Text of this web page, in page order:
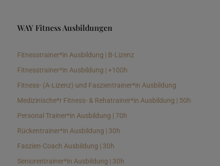
WAY Fitness Ausbildungen
Fitnesstrainer*in Ausbildung | B-Lizenz
Fitnesstrainer*in Ausbildung | +100h
Fitness- (A-Lizenz) und Faszientrainer*in Ausbildung
Medizinische*r Fitness- & Rehatrainer*in Ausbildung | 50h
Personal Trainer*in Ausbildung | 70h
Rückentrainer*in Ausbildung | 30h
Faszien-Coach Ausbildung | 30h
Seniorentrainer*in Ausbildung | 30h